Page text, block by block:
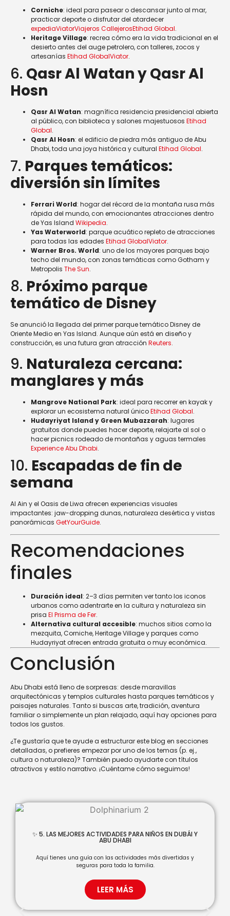
Corniche: ideal para pasear o descansar junto al mar,
practicar deporte o disfrutar del atardecer
expediaViatorViajeros CallejerosEtihad Global.
Heritage Village: recrea cómo era la vida tradicional en el
desierto antes del auge petrolero, con talleres, zocos y
artesanías Etihad GlobalViator.
6. Qasr Al Watan y Qasr Al
Hosn
Qasr Al Watan: magnífica residencia presidencial abierta
al público, con biblioteca y salones majestuosos Etihad
Global.
Qasr Al Hosn: el edificio de piedra más antiguo de Abu
Dhabi, toda una joya histórica y cultural Etihad Global.
7. Parques temáticos:
diversión sin límites
Ferrari World: hogar del récord de la montaña rusa más
rápida del mundo, con emocionantes atracciones dentro
de Yas Island Wikipedia.
Yas Waterworld: parque acuático repleto de atracciones
para todas las edades Etihad GlobalViator.
Warner Bros. World: uno de los mayores parques bajo
techo del mundo, con zonas temáticas como Gotham y
Metropolis The Sun.
8. Próximo parque
temático de Disney
Se anunció la llegada del primer parque temático Disney de
Oriente Medio en Yas Island. Aunque aún está en diseño y
construcción, es una futura gran atracción Reuters.
9. Naturaleza cercana:
manglares y más
Mangrove National Park: ideal para recorrer en kayak y
explorar un ecosistema natural únicoEtihad Global.
Hudayriyat Island y Green Mubazzarah: lugares
gratuitos donde puedes hacer deporte, relajarte al sol o
hacer picnics rodeado de montañas y aguas termales
Experience Abu Dhabi.
10. Escapadas de fin de
semana
Al Ain y el Oasis de Liwa ofrecen experiencias visuales
impactantes: jaw-dropping dunas, naturaleza desértica y vistas
panorámicas GetYourGuide.
Recomendaciones
finales
Duración ideal: 2–3 días permiten ver tanto los iconos
urbanos como adentrarte en la cultura y naturaleza sin
prisa El Prisma de Fer.
Alternativa cultural accesible: muchos sitios como la
mezquita, Corniche, Heritage Village y parques como
Hudayriyat ofrecen entrada gratuita o muy económica.
Conclusión
Abu Dhabi está lleno de sorpresas: desde maravillas
arquitectónicas y templos culturales hasta parques temáticos y
paisajes naturales. Tanto si buscas arte, tradición, aventura
familiar o simplemente un plan relajado, aquí hay opciones para
todos los gustos.
¿Te gustaría que te ayude a estructurar este blog en secciones
detalladas, o prefieres empezar por uno de los temas (p. ej.,
cultura o naturaleza)? También puedo ayudarte con títulos
atractivos y estilo narrativo. ¡Cuéntame cómo seguimos!
✨ 5. LAS MEJORES ACTIVIDADES PARA NIÑOS EN DUBÁI Y
ABU DHABI
Aquí tienes una guía con las actividades más divertidas y
seguras para toda la familia.
LEER MÁS